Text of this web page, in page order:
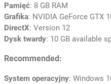
Pamięć: 8 GB RAM
Grafika: NVIDIA GeForce GTX
DirectX: Version 12
Dysk twardy: 10 GB available
Recommended:
System operacyjny: Windows